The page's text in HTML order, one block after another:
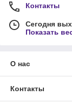
Контакты
Сегодня
Показать
О нас
Контакты